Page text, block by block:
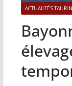
ACTUALITÉS